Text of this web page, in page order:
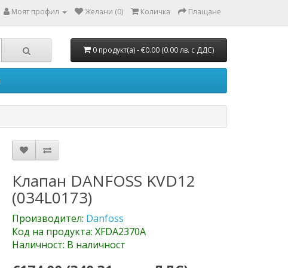
Моят профил Желани (0) Количка Плащане
0 продукт(а) - €0.00 (0.00 лв. с ДДС)
Клапан DANFOSS KVD12
(034L0173)
Производител: Danfoss
Код на продукта: XFDA2370A
Наличност: В наличност